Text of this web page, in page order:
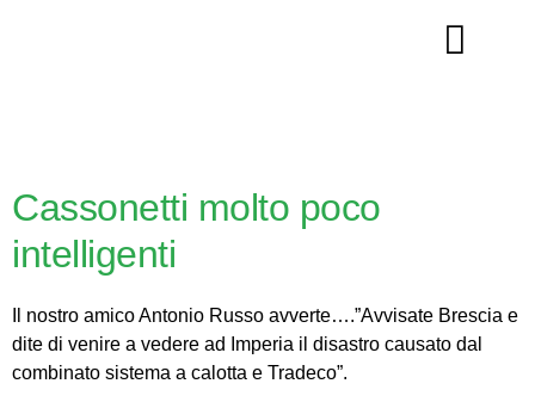
Cassonetti molto poco
intelligenti
Il nostro amico Antonio Russo avverte….”Avvisate Brescia e
dite di venire a vedere ad Imperia il disastro causato dal
combinato sistema a calotta e Tradeco”.